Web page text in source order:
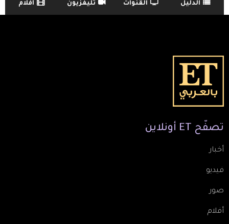
TV Guide Menu الدليل القنوات تليفزيون أفلام
تصفّح ET أونلاين
أخبار
فيديو
صور
أفلام